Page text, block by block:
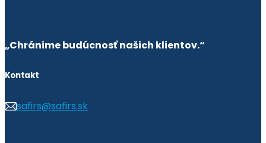
„Chránime budúcnosť našich klientov.“
Kontakt
safirs@safirs.sk